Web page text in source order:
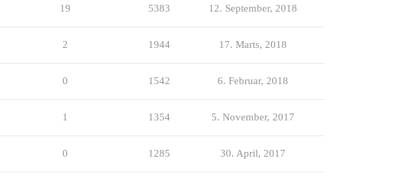
19 5383 12. September, 2018
2 1944 17. Marts, 2018
0 1542 6. Februar, 2018
1 1354 5. November, 2017
0 1285 30. April, 2017